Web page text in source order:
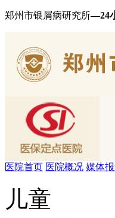
郑州市银屑病研究所—24
医院首页 医院概况 媒体
儿童